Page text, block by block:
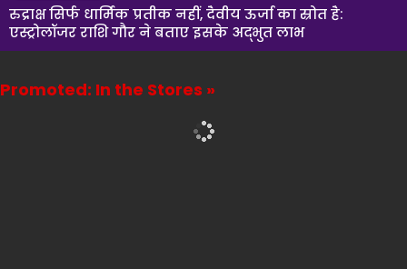
रुद्राक्ष सिर्फ धार्मिक प्रतीक नहीं, दैवीय ऊर्जा का स्रोत है:
एस्ट्रोलॉजर राशि गौर ने बताए इसके अद्भुत लाभ
Promoted: In the Stores »